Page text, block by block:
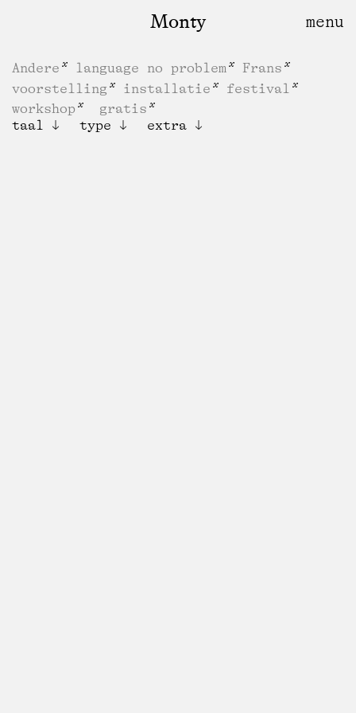
Monty
Andere language no problem
Frans
voorstelling
installatie
festival
workshop
gratis
taal
type extra